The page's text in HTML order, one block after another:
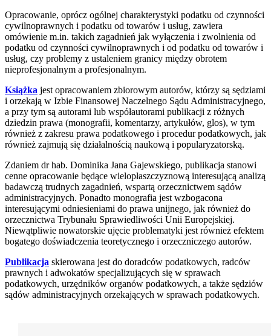
Opracowanie, oprócz ogólnej charakterystyki podatku od czynności
cywilnoprawnych i podatku od towarów i usług, zawiera
omówienie m.in. takich zagadnień jak wyłączenia i zwolnienia od
podatku od czynności cywilnoprawnych i od podatku od towarów i
usług, czy problemy z ustaleniem granicy między obrotem
nieprofesjonalnym a profesjonalnym.
Książka jest opracowaniem zbiorowym autorów, którzy są sędziami
i orzekają w Izbie Finansowej Naczelnego Sądu Administracyjnego,
a przy tym są autorami lub współautorami publikacji z różnych
dziedzin prawa (monografii, komentarzy, artykułów, glos), w tym
również z zakresu prawa podatkowego i procedur podatkowych, jak
również zajmują się działalnością naukową i popularyzatorską.
Zdaniem dr hab. Dominika Jana Gajewskiego, publikacja stanowi
cenne opracowanie będące wielopłaszczyznową interesującą analizą
badawczą trudnych zagadnień, wspartą orzecznictwem sądów
administracyjnych. Ponadto monografia jest wzbogacona
interesującymi odniesieniami do prawa unijnego, jak również do
orzecznictwa Trybunału Sprawiedliwości Unii Europejskiej.
Niewątpliwie nowatorskie ujęcie problematyki jest również efektem
bogatego doświadczenia teoretycznego i orzeczniczego autorów.
Publikacja skierowana jest do doradców podatkowych, radców
prawnych i adwokatów specjalizujących się w sprawach
podatkowych, urzędników organów podatkowych, a także sędziów
sądów administracyjnych orzekających w sprawach podatkowych.